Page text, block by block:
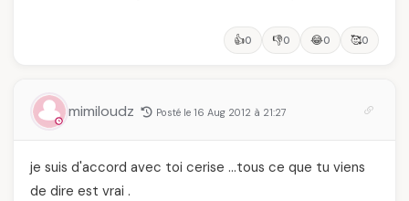
👍0 👎0 😂0 🥰0
mimiloudz Posté le 16 Aug 2012 à 21:27
je suis d'accord avec toi cerise …tous ce que tu viens
de dire est vrai .